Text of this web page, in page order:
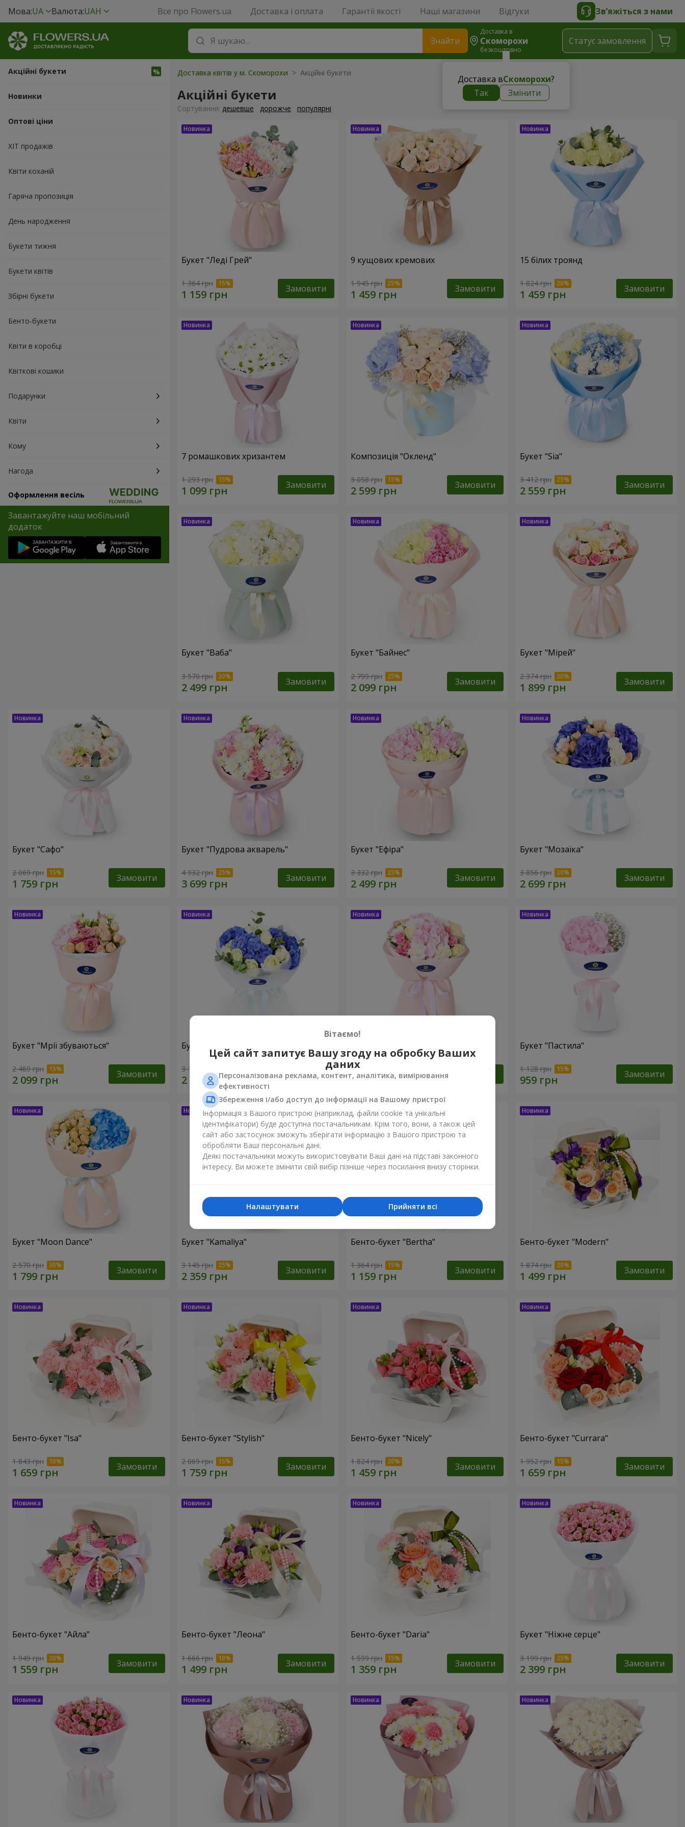
Мова:UA Валюта:UAH Все про Flowers.ua Доставка і оплата Гарантії якості Наші магазини Відгуки Зв’яжіться з нами
Знайти
Доставка в
Скоморохи
безкоштовно
Доставка вСкоморохи?
Так
Змінити
Статус замовлення
Акційні букети
Новинки
Оптові ціни
ХІТ продажів
Квіти коханій
Гаряча пропозиція
День народження
Букети тижня
Букети квітів
Збірні букети
Бенто-букети
Квіти в коробці
Квіткові кошики
Подарунки
Квіти
Кому
Нагода
Оформлення весіль
Завантажуйте наш мобільний
додаток
Доставка квітів у м. Скоморохи > Акційні букети
Акційні букети
Сортування: дешевше дорожче популярні
Букет "Леді Грей"
1 364 грн Замовити
9 кущових кремових
1 945 грн Замовити
15 білих троянд
1 824 грн Замовити
7 ромашкових хризантем
1 293 грн Замовити
Композиція "Окленд"
3 058 грн Замовити
Букет "Sia"
3 412 грн Замовити
Букет "Ваба"
3 570 грн Замовити
Букет "Байнес"
2 799 грн Замовити
Букет "Мірей"
2 374 грн Замовити
Букет "Сафо"
2 069 грн Замовити
Букет "Пудрова акварель"
4 932 грн Замовити
Букет "Ефіра"
3 332 грн Замовити
Букет "Мозаїка"
3 856 грн Замовити
Букет "Мрії збуваються"
2 469 грн Замовити
Букет "Мрії"
3 199 грн Замовити 3 065 грн
Букет "Пастила"
1 128 грн Замовити
Букет "Moon Dance"
2 570 грн Замовити
Букет "Kamaliya"
3 145 грн Замовити
Бенто-букет "Bertha"
1 364 грн Замовити
Бенто-букет "Modern"
1 874 грн Замовити
Бенто-букет "Isa"
1 843 грн Замовити
Бенто-букет "Stylish"
2 069 грн Замовити
Бенто-букет "Nicely"
1 824 грн Замовити
Бенто-букет "Currara"
1 952 грн Замовити
Бенто-букет "Айла"
1 949 грн Замовити
Бенто-букет "Леона"
1 666 грн Замовити
Бенто-букет "Daria"
1 599 грн Замовити
Букет "Ніжне серце"
3 199 грн Замовити
Вітаємо!
Цей сайт запитує Вашу згоду на обробку Ваших
даних
Персоналізована реклама, контент, аналітика, вимірювання
ефективності
Збереження і/або доступ до інформації на Вашому пристрої
Інформація з Вашого пристрою (наприклад, файли cookie та унікальні
ідентифікатори) буде доступна постачальникам. Крім того, вони, а також цей
сайт або застосунок зможуть зберігати інформацію з Вашого пристрою та
обробляти Ваші персональні дані.
Деякі постачальники можуть використовувати Ваші дані на підставі законного
інтересу. Ви можете змінити свій вибір пізніше через посилання внизу сторінки.
Прийняти всі
Налаштувати